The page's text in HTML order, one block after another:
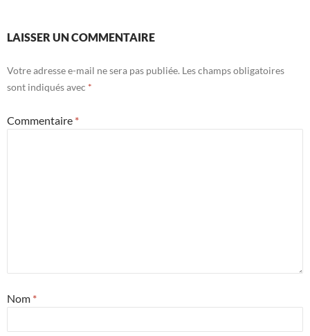
LAISSER UN COMMENTAIRE
Votre adresse e-mail ne sera pas publiée. Les champs obligatoires
sont indiqués avec *
Commentaire *
Nom *